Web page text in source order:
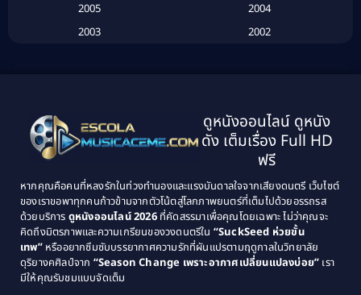
Classic หนังคลาสสิก(25)
Classic หนังคลาสสิก(134)
Classic หนังคลาสสิก(21)
Comedy ตลก(515)
Comedy ตลก(46)
2005
2004
2003
2002
1995
1994
1993
1992
1989
1988
1987
1986
1985
1984
1983
1982
ดูหนังออนไลน์ ดูหนัง
ดัง เต็มเรื่อง Full HD
ฟรี
หากคุณคือคนที่หลงรักในท่วงทำนองและแรงบันดาลใจจากเสียงดนตรี เว็บไซต์
ของเราขอพาทุกคนก้าวข้ามจากตัวโน้ตสู่โลกภาพยนตร์ที่เต็มไปด้วยอรรถรส
ด้วยบริการ ดูหนังออนไลน์ 2026ที่คัดสรรมาเพื่อคุณโดยเฉพาะ ไม่ว่าคุณจะ
คิดถึงมิตรภาพและความเกรียนของวงดนตรีใน “SuckSeed ห่วยขั้น
เทพ”หรืออยากซึมซับบรรยากาศความรักที่ผันแปรตามฤดูกาลในวิทยาลัย
ดุริยางคศิลป์จาก “Season Change เพราะอากาศเปลี่ยนแปลงบ่อย” เรา
มีให้คุณรับชมแบบจัดเต็ม